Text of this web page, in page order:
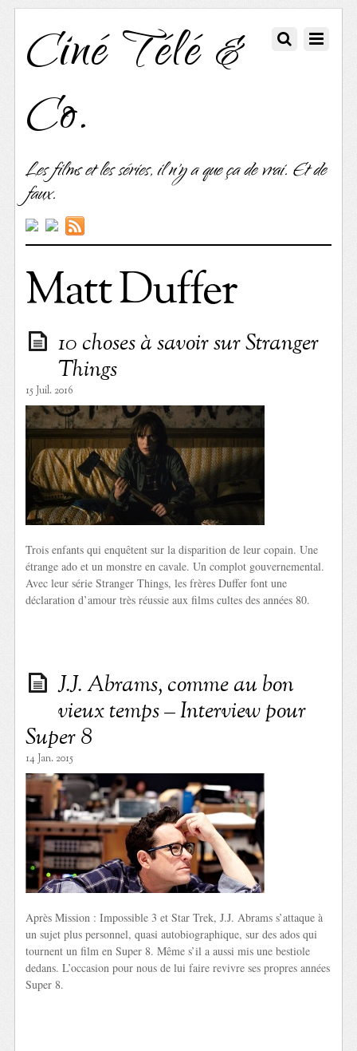
Ciné Télé &
Co.
Les films et les séries, il n'y a que ça de vrai. Et de
faux.
Matt Duffer
10 choses à savoir sur Stranger
Things
15 Juil. 2016
Trois enfants qui enquêtent sur la disparition de leur copain. Une
étrange ado et un monstre en cavale. Un complot gouvernemental.
Avec leur série Stranger Things, les frères Duffer font une
déclaration d’amour très réussie aux films cultes des années 80.
J.J. Abrams, comme au bon
vieux temps – Interview pour
Super 8
14 Jan. 2015
Après Mission : Impossible 3 et Star Trek, J.J. Abrams s’attaque à
un sujet plus personnel, quasi autobiographique, sur des ados qui
tournent un film en Super 8. Même s’il a aussi mis une bestiole
dedans. L’occasion pour nous de lui faire revivre ses propres années
Super 8.